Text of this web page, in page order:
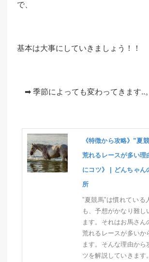
で、
基本は大事にしていきましょう！！
➡︎ 季節によっても変わってきます..。
《特徴から攻略》”夏
荒れるレースが多い理
にコツ》 | どんちゃん
所
”夏競馬”は慣れている
も、予想がかなり難し
ます。それはお馬さん
荒れるレースが多いか
ます。そんな理由から
ツを解説していきます